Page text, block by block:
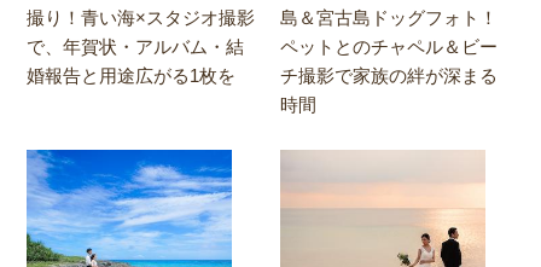
撮り！青い海×スタジオ撮影
で、年賀状・アルバム・結
婚報告と用途広がる1枚を
島＆宮古島ドッグフォト！
ペットとのチャペル＆ビー
チ撮影で家族の絆が深まる
時間